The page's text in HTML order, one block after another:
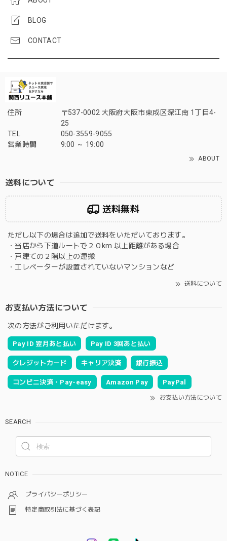
BLOG
CONTACT
住所
〒537-0002 大阪府大阪市東成区深江南 1丁目4-
25
TEL
050-3559-9055
営業時間
9:00 ～ 19:00
ABOUT
送料について
送料無料
ただし以下の場合は追加で送料をいただいております。
・当店から下道ルートで２０km 以上距離がある場合
・戸建ての２階以上の運搬
・エレベーターが設置されていないマンションなど
送料について
お支払い方法について
次の方法がご利用いただけます。
Pay ID 翌月あと払い Pay ID 3回あと払い
クレジットカード キャリア決済 銀行振込
コンビニ決済・Pay-easy Amazon Pay PayPal
お支払い方法について
SEARCH
NOTICE
プライバシーポリシー
特定商取引法に基づく表記